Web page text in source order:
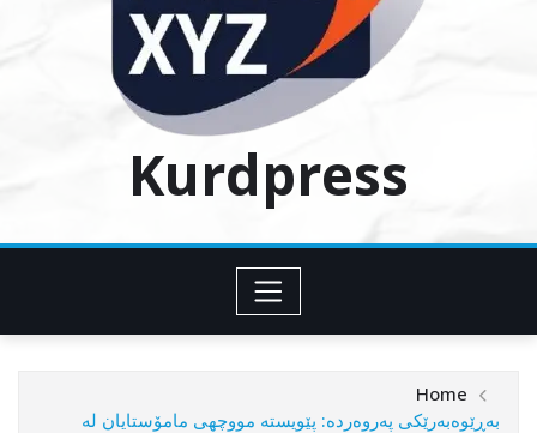
Kurdpress
Home
بەڕێوەبەرێكی پەروەردە: پێویسته مووچهی مامۆستایان له